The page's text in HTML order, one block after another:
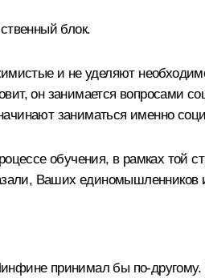
блок.
и не уделяют
он занимается вопросами
заниматься именно
обучения, в рамках той
Ваших единомышленников
принимал бы по‑другому.